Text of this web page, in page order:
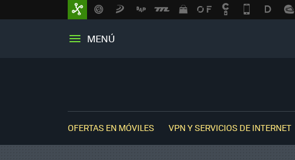
MENÚ
OFERTAS EN MÓVILES VPN Y SERVICIOS DE INTERNET